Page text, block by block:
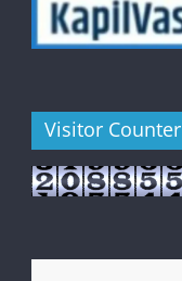
Visitor Counter